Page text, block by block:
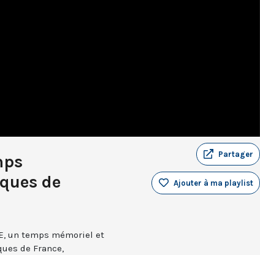
de
Partager
Ajouter à ma playlist
un temps mémoriel et
de France,